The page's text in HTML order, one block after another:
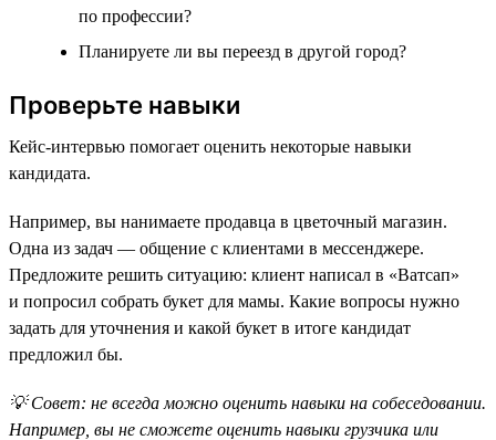
по профессии?
Планируете ли вы переезд в другой город?
Проверьте навыки
Кейс-интервью помогает оценить некоторые навыки
кандидата.
Например, вы нанимаете продавца в цветочный магазин.
Одна из задач — общение с клиентами в мессенджере.
Предложите решить ситуацию: клиент написал в «Ватсап»
и попросил собрать букет для мамы. Какие вопросы нужно
задать для уточнения и какой букет в итоге кандидат
предложил бы.
💡 Совет: не всегда можно оценить навыки на собеседовании.
Например, вы не сможете оценить навыки грузчика или